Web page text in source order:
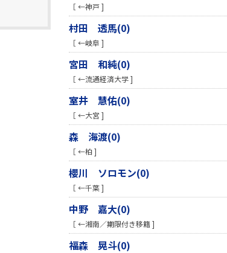
［ ←神戸 ]
村田 透馬(0)
［ ←岐阜 ]
宮田 和純(0)
［ ←流通経済大学 ]
室井 慧佑(0)
［ ←大宮 ]
森 海渡(0)
［ ←柏 ]
櫻川 ソロモン(0)
［ ←千葉 ]
中野 嘉大(0)
［ ←湘南／期限付き移籍 ]
福森 晃斗(0)